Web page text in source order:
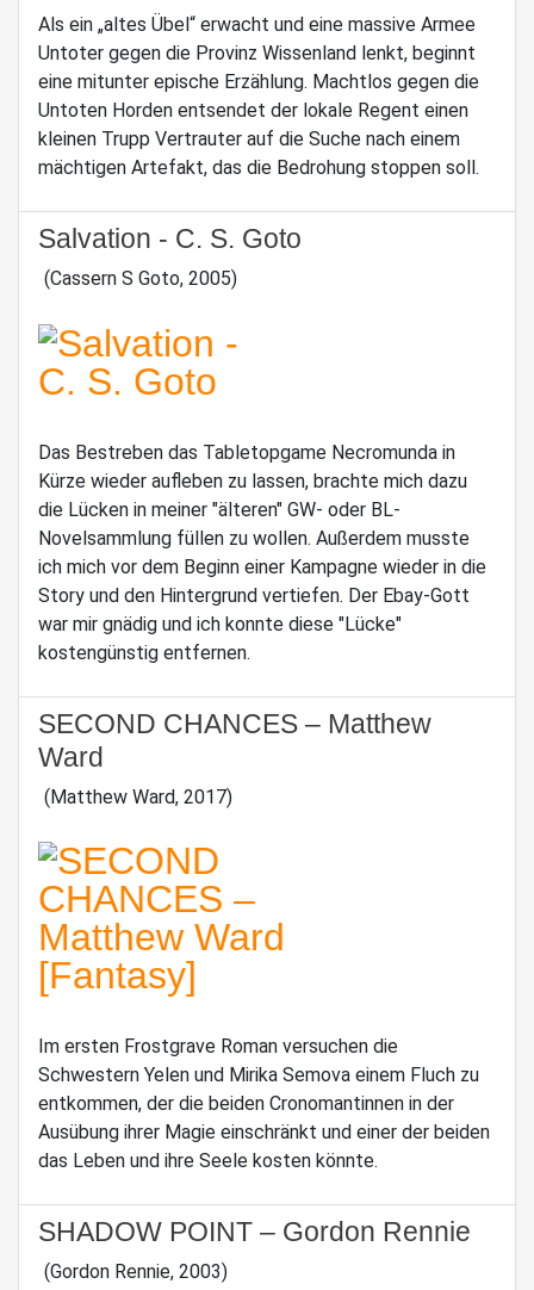
Als ein „altes Übel“ erwacht und eine massive Armee
Untoter gegen die Provinz Wissenland lenkt, beginnt
eine mitunter epische Erzählung. Machtlos gegen die
Untoten Horden entsendet der lokale Regent einen
kleinen Trupp Vertrauter auf die Suche nach einem
mächtigen Artefakt, das die Bedrohung stoppen soll.
Salvation - C. S. Goto
(Cassern S Goto, 2005)
Das Bestreben das Tabletopgame Necromunda in
Kürze wieder aufleben zu lassen, brachte mich dazu
die Lücken in meiner "älteren" GW- oder BL-
Novelsammlung füllen zu wollen. Außerdem musste
ich mich vor dem Beginn einer Kampagne wieder in die
Story und den Hintergrund vertiefen. Der Ebay-Gott
war mir gnädig und ich konnte diese "Lücke"
kostengünstig entfernen.
SECOND CHANCES – Matthew
Ward
(Matthew Ward, 2017)
Im ersten Frostgrave Roman versuchen die
Schwestern Yelen und Mirika Semova einem Fluch zu
entkommen, der die beiden Cronomantinnen in der
Ausübung ihrer Magie einschränkt und einer der beiden
das Leben und ihre Seele kosten könnte.
SHADOW POINT – Gordon Rennie
(Gordon Rennie, 2003)